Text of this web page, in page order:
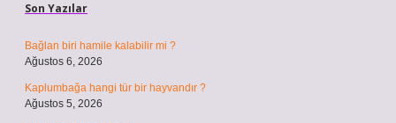
Son Yazılar
Bağlan biri hamile kalabilir mi ?
Ağustos 6, 2026
Kaplumbağa hangi tür bir hayvandır ?
Ağustos 5, 2026